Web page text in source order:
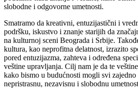
slobodne i odgovorne umetnosti.
Smatramo da kreativni, entuzijastični i
podršku, iskustvo i znanje starijih da
na kulturnoj sceni Beograda i Srbije.
kultura, kao neprofitna delatnost, izrazito
pored entuzijazma, zahteva i određena
veštine upravljanja. Cilj nam je da te
kako bismo u budućnosti mogli svi zajedno
nepristrasnu, nezavisnu i slobodnu